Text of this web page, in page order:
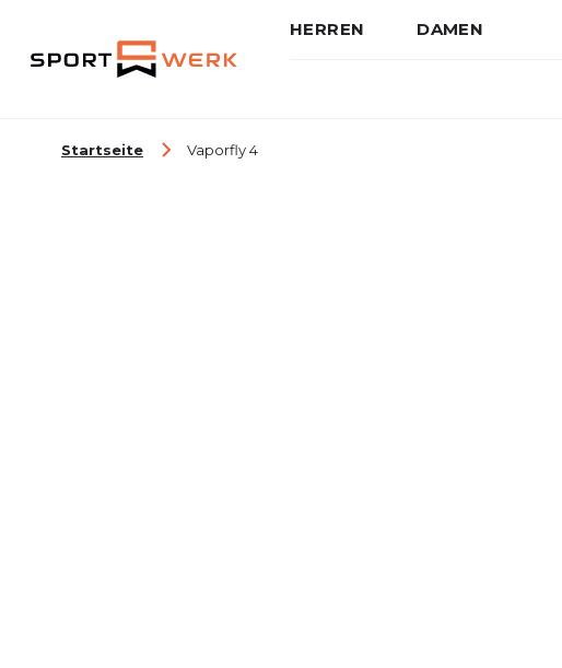
HERREN DAMEN
Startseite Vaporfly 4